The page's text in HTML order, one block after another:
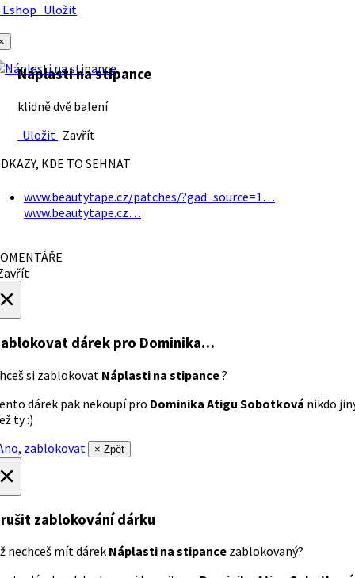
Uložit
Náplasti na stipance
klidně dvě balení
Uložit Zavřít
KDE TO SEHNAT
www.beautytape.cz/patches/?gad_source=1…
www.beautytape.cz…
dárek pro Dominika…
si zablokovat Náplasti na stipance?
dárek pak nekoupí pro Dominika Atigu Sobotková nikdo
ty :)
zablokovat
× Zpět
zablokování dárku
nechceš mít dárek Náplasti na stipance zablokovaný?